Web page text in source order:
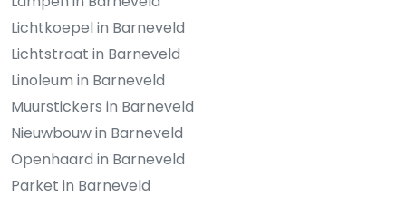
Lichtkoepel in Barneveld
Lichtstraat in Barneveld
Linoleum in Barneveld
Muurstickers in Barneveld
Nieuwbouw in Barneveld
Openhaard in Barneveld
Parket in Barneveld